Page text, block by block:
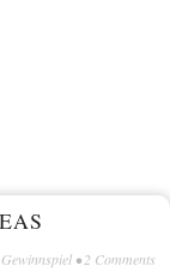
Gewinnspiel •2 Comments